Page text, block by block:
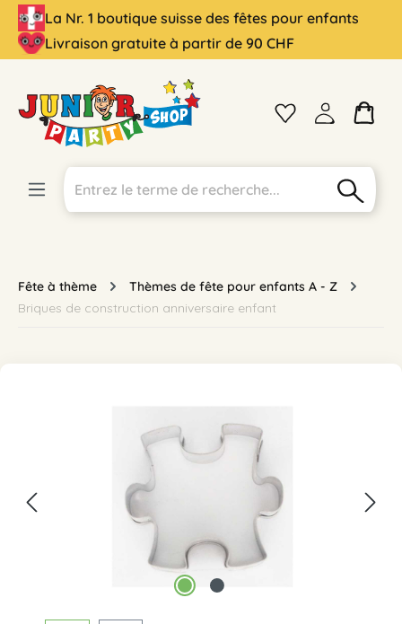
principal
La Nr. 1 boutique suisse des fêtes pour enfants
Livraison gratuite à partir de 90 CHF
Fête à thème
Thèmes de fête pour enfants A - Z
Briques de construction anniversaire enfant